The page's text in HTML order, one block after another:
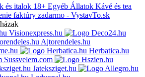
és italok 18+ Egyéb Állatok Kávé és tea
faktúry zadarmo - VystavTo.sk
Visionexpress.hu
Ajtorendeles.hu
Herbatica.hu
Sussvelem.com
Jateksziget.hu